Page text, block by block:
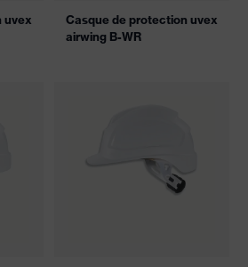
uvex
Casque de protection uvex
airwing B-WR